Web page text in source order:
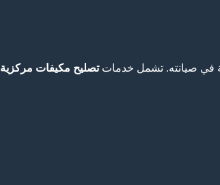
في صيانته. تشمل خدماتتصليح مكيفات مركزية